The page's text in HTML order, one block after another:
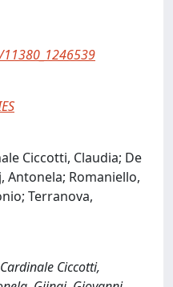
Ciccotti, Claudia; De
Antonela; Romaniello,
Terranova,
Ciccotti,